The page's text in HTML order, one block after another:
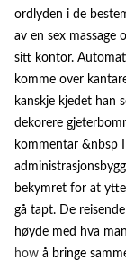
ordlyden i de
av en sex massage
sitt kontor.
komme over
kanskje kjedet han
dekorere
kommentar &nbsp
bekymret for at
gå tapt. De
høyde med hva
how å bringe